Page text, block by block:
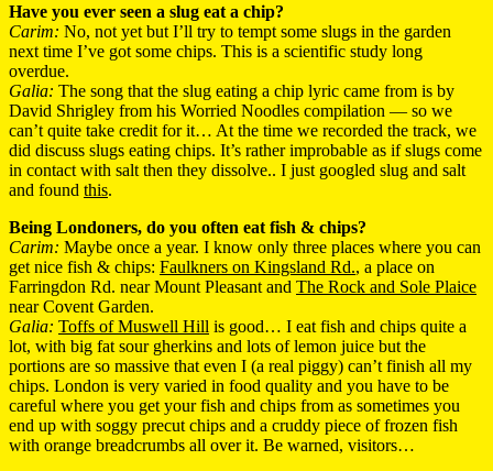
Have you ever seen a slug eat a chip?
Carim: No, not yet but I’ll try to tempt some slugs in the garden
next time I’ve got some chips. This is a scientific study long
overdue.
Galia: The song that the slug eating a chip lyric came from is by
David Shrigley from his Worried Noodles compilation — so we
can’t quite take credit for it… At the time we recorded the track, we
did discuss slugs eating chips. It’s rather improbable as if slugs come
in contact with salt then they dissolve.. I just googled slug and salt
and found this.
Being Londoners, do you often eat fish & chips?
Carim: Maybe once a year. I know only three places where you can
get nice fish & chips: Faulkners on Kingsland Rd., a place on
Farringdon Rd. near Mount Pleasant and The Rock and Sole Plaice
near Covent Garden.
Galia: Toffs of Muswell Hill is good… I eat fish and chips quite a
lot, with big fat sour gherkins and lots of lemon juice but the
portions are so massive that even I (a real piggy) can’t finish all my
chips. London is very varied in food quality and you have to be
careful where you get your fish and chips from as sometimes you
end up with soggy precut chips and a cruddy piece of frozen fish
with orange breadcrumbs all over it. Be warned, visitors…